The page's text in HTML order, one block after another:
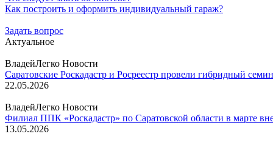
Как построить и оформить индивидуальный гараж?
Задать вопрос
Актуальное
ВладейЛегко Новости
Саратовские Роскадастр и Росреестр провели гибридный
22.05.2026
ВладейЛегко Новости
Филиал ППК «Роскадастр» по Саратовской области в марте
13.05.2026